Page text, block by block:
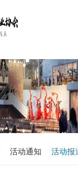
活动通知 活动报